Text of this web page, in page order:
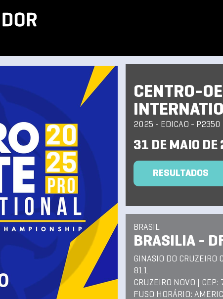
CENTRO-
2025 - EDICAO - P2350
31 DE MAIO
RESULTADOS
BRASIL
BRASILIA -
GINASIO DO CRUZEIRO
811
CRUZEIRO NOVO |
FUSO HORÁRIO: